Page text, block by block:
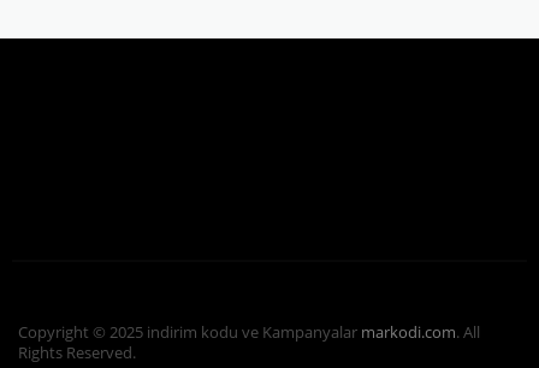
Copyright © 2025 indirim kodu ve Kampanyalar markodi.com. All
Rights Reserved.